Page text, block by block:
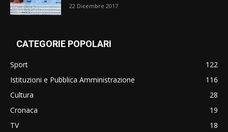
22 Dicembre 2017
CATEGORIE POPOLARI
Sport
122
Istituzioni e Pubblica Amministrazione
116
Cultura
28
Cronaca
19
TV
18